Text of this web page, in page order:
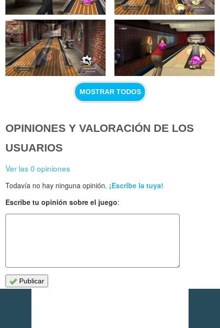
MOSTRAR TODOS
OPINIONES Y VALORACIÓN DE LOS
USUARIOS
Ver las 0 opiniones
Todavía no hay ninguna opinión. ¡Escribe la tuya!
Escribe tu opinión sobre el juego:
Publicar